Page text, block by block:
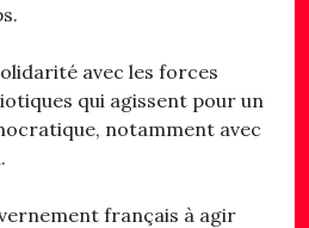
avec les forces
qui agissent pour un
notamment avec
français à agir